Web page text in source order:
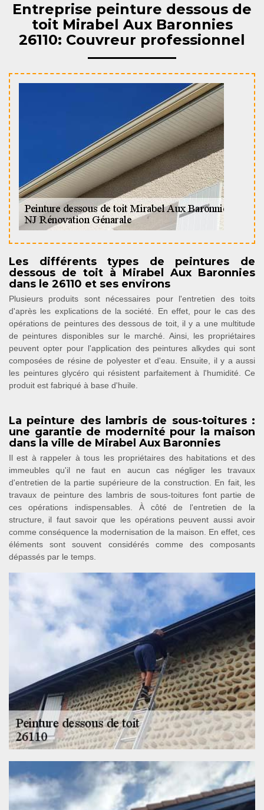
Entreprise peinture dessous de
toit Mirabel Aux Baronnies
26110: Couvreur professionnel
Les différents types de peintures de
dessous de toit à Mirabel Aux Baronnies
dans le 26110 et ses environs
Plusieurs produits sont nécessaires pour l'entretien des toits
d'après les explications de la société. En effet, pour le cas des
opérations de peintures des dessous de toit, il y a une multitude
de peintures disponibles sur le marché. Ainsi, les propriétaires
peuvent opter pour l'application des peintures alkydes qui sont
composées de résine de polyester et d'eau. Ensuite, il y a aussi
les peintures glycéro qui résistent parfaitement à l'humidité. Ce
produit est fabriqué à base d'huile.
La peinture des lambris de sous-toitures :
une garantie de modernité pour la maison
dans la ville de Mirabel Aux Baronnies
Il est à rappeler à tous les propriétaires des habitations et des
immeubles qu'il ne faut en aucun cas négliger les travaux
d'entretien de la partie supérieure de la construction. En fait, les
travaux de peinture des lambris de sous-toitures font partie de
ces opérations indispensables. À côté de l'entretien de la
structure, il faut savoir que les opérations peuvent aussi avoir
comme conséquence la modernisation de la maison. En effet, ces
éléments sont souvent considérés comme des composants
dépassés par le temps.